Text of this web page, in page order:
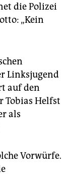
die Polizei
„Kein
Linksjugend
auf den
Tobias Helfst
als
Vorwürfe.